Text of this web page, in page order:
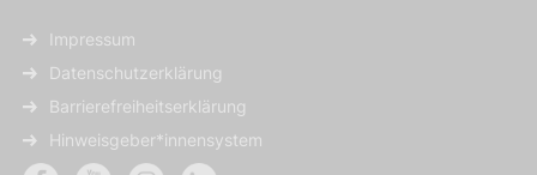
Impressum
Datenschutzerklärung
Barrierefreiheitserklärung
Hinweisgeber*innensystem